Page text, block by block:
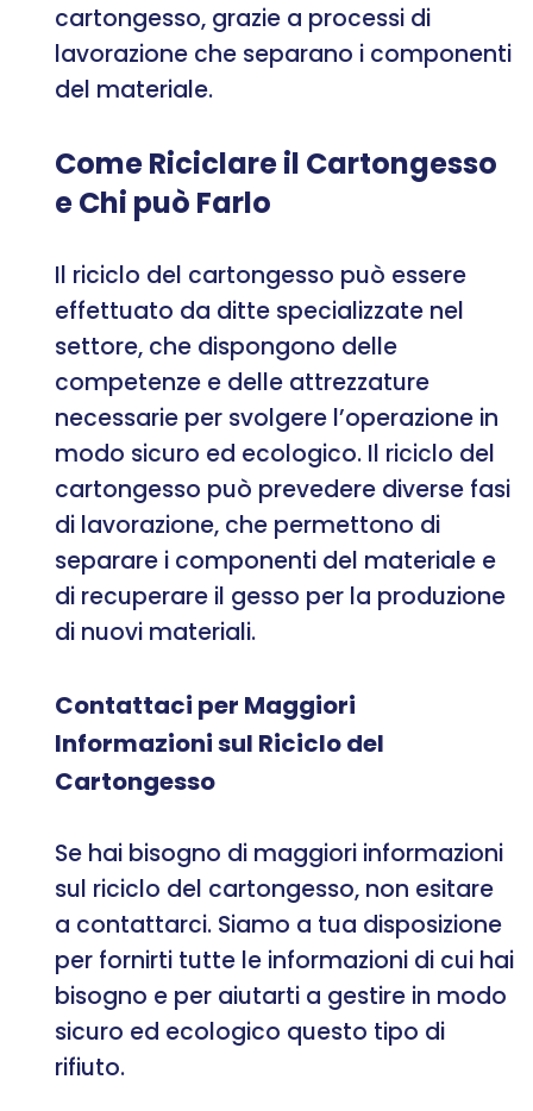
cartongesso, grazie a processi di
lavorazione che separano i componenti
del materiale.
Come Riciclare il Cartongesso
e Chi può Farlo
Il riciclo del cartongesso può essere
effettuato da ditte specializzate nel
settore, che dispongono delle
competenze e delle attrezzature
necessarie per svolgere l’operazione in
modo sicuro ed ecologico. Il riciclo del
cartongesso può prevedere diverse fasi
di lavorazione, che permettono di
separare i componenti del materiale e
di recuperare il gesso per la produzione
di nuovi materiali.
Contattaci per Maggiori
Informazioni sul Riciclo del
Cartongesso
Se hai bisogno di maggiori informazioni
sul riciclo del cartongesso, non esitare
a contattarci. Siamo a tua disposizione
per fornirti tutte le informazioni di cui hai
bisogno e per aiutarti a gestire in modo
sicuro ed ecologico questo tipo di
rifiuto.